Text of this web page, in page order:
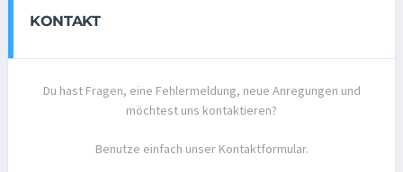
KONTAKT
Du hast Fragen, eine Fehlermeldung, neue Anregungen und
möchtest uns kontaktieren?
Benutze einfach unser Kontaktformular.